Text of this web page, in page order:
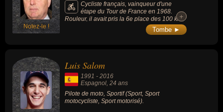
Notez-le !
Cycliste français, vainqueur d'une
étape du Tour de France en 1968.
Rouleur, il avait pris la 6e place des 100 km
contre-la-montre avec l'équipe de France
lors des Jeux olympiques de Tokyo, en 1964.
+
+
Tombe ►
Luis Salom
1991 - 2016
Espagnol , 24 ans
Pilote de moto, Sportif (Sport, Sport
motocycliste, Sport motorisé).